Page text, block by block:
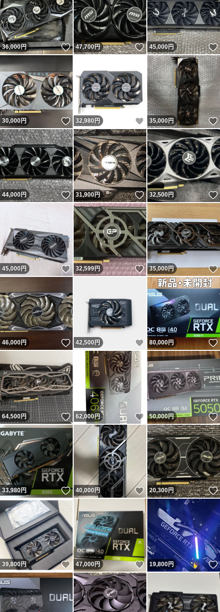
36,000円 いいね！
47,700円 いいね！
45,000円
30,000円 いいね！
32,980 円 いいね！
35,000円
44,000円 いいね！
31,900円 いいね！
32,500円
45,000円 いいね！
32,599円 いいね！
35,000円
46,000円 いいね！
42,500 円 いいね！
80,000円
64,500円 いいね！
62,000円 いいね！
50,000円
33,980円 いいね！
40,000円 いいね！
20,300円
39,800円 いいね！
47,000円 いいね！
19,800円